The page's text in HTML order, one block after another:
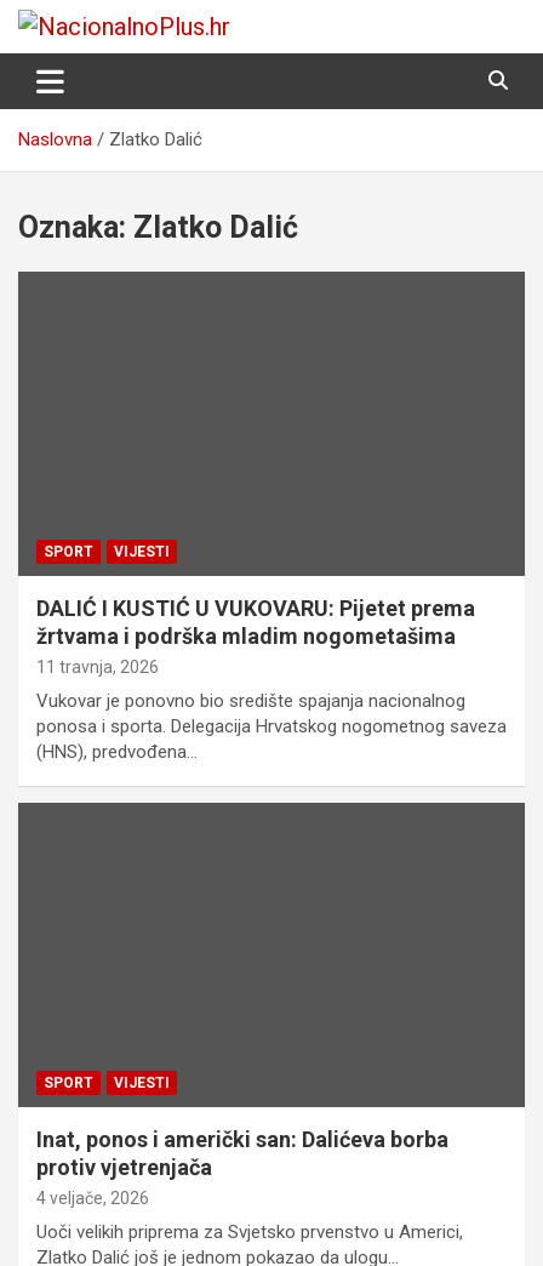
Skip
NacionalnoPlus.hr
Nacija želi znati više
Naslovna Zlatko Dalić
Oznaka: Zlatko Dalić
SPORT VIJESTI
DALIĆ I KUSTIĆ U VUKOVARU: Pijetet prema
žrtvama i podrška mladim nogometašima
11 travnja, 2026
Vukovar je ponovno bio središte spajanja nacionalnog
ponosa i sporta. Delegacija Hrvatskog nogometnog saveza
(HNS), predvođena…
SPORT VIJESTI
Inat, ponos i američki san: Dalićeva borba
protiv vjetrenjača
4 veljače, 2026
Uoči velikih priprema za Svjetsko prvenstvo u Americi,
Zlatko Dalić još je jednom pokazao da ulogu…